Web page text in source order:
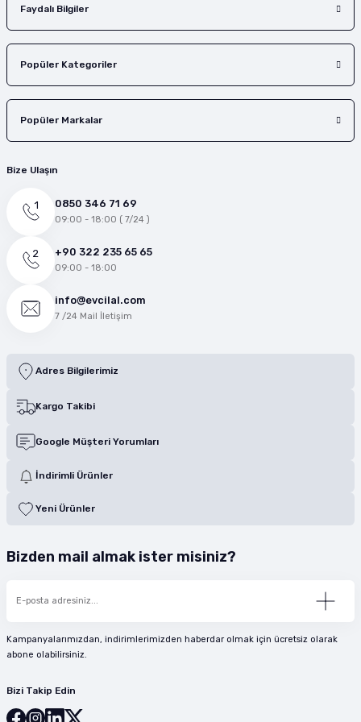
Faydalı Bilgiler
Popüler Kategoriler
Popüler Markalar
Bize Ulaşın
0850 346 71 69
09:00 - 18:00 ( 7/24 )
+90 322 235 65 65
09:00 - 18:00
info@evcilal.com
7 /24 Mail İletişim
Adres Bilgilerimiz
Kargo Takibi
Google Müşteri Yorumları
İndirimli Ürünler
Yeni Ürünler
Bizden mail almak ister misiniz?
Kampanyalarımızdan, indirimlerimizden haberdar olmak için ücretsiz olarak
abone olabilirsiniz.
Bizi Takip Edin